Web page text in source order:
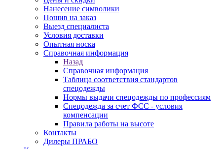
Нанесение символики
Пошив на заказ
Выезд специалиста
Условия доставки
Опытная носка
Справочная информация
Назад
Справочная информация
Таблица соответствия стандартов
спецодежды
Нормы выдачи спецодежды по профессиям
Спецодежда за счет ФСС - условия
компенсации
Правила работы на высоте
Контакты
Дилеры ПРАБО